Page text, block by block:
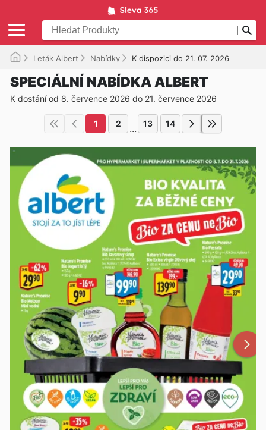
Leták Albert Nabídky K dispozici do 21. 07. 2026
SPECIÁLNÍ NABÍDKA ALBERT
K dostání od 8. července 2026 do 21. července 2026
1 2 ... 13 14